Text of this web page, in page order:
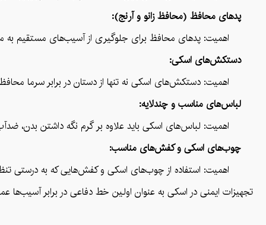
پدهای محافظ (محافظ زانو و آرنج):
اهمیت: پدهای محافظ برای جلوگیری از آسیب‌های مستقیم به
دستکش‌های اسکی:
اهمیت: دستکش‌های اسکی نه تنها از دستان در برابر سرما
لباس‌های مناسب و چندلایه:
اهمیت: لباس‌های اسکی باید علاوه بر گرم نگه داشتن بدن، ضدآب
چوب‌های اسکی و کفش‌های مناسب:
اهمیت: استفاده از چوب‌های اسکی و کفش‌هایی که به درستی
تجهیزات ایمنی در اسکی به عنوان اولین خط دفاعی در برابر آسیب‌ها